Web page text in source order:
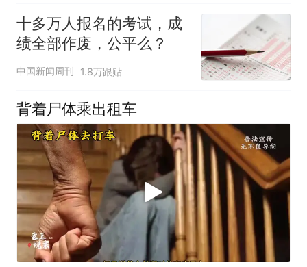
十多万人报名的考试，成
绩全部作废，公平么？
中国新闻周刊 1.8万跟贴
背着尸体乘出租车